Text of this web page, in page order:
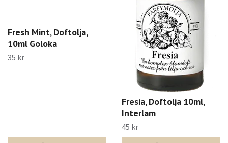
Fresh Mint, Doftolja,
10ml Goloka
35 kr
Fresia, Doftolja 10ml,
Interlam
45 kr